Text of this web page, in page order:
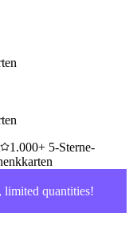
1.000+ 5-Sterne-
limited quantities!